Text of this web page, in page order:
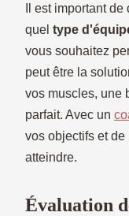
Il est important
quel type
vous souhaitez
peut être la
vos muscles, une
parfait. Avec un
vos objectifs et
atteindre.
Évaluation